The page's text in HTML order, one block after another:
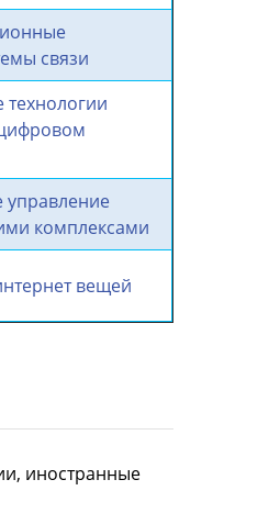
связи
управление
комплексами
вещей
иностранные